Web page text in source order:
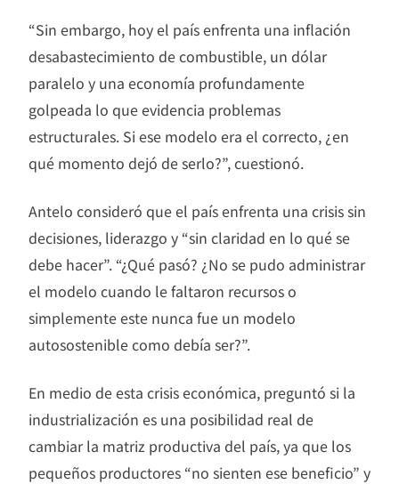
“Sin embargo, hoy el país enfrenta una inflación
desabastecimiento de combustible, un dólar
paralelo y una economía profundamente
golpeada lo que evidencia problemas
estructurales. Si ese modelo era el correcto, ¿en
qué momento dejó de serlo?”, cuestionó.
Antelo consideró que el país enfrenta una crisis sin
decisiones, liderazgo y “sin claridad en lo qué se
debe hacer”. “¿Qué pasó? ¿No se pudo administrar
el modelo cuando le faltaron recursos o
simplemente este nunca fue un modelo
autosostenible como debía ser?”.
En medio de esta crisis económica, preguntó si la
industrialización es una posibilidad real de
cambiar la matriz productiva del país, ya que los
pequeños productores “no sienten ese beneficio” y